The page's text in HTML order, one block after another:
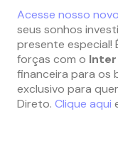
Acesse nosso
seus sonhos
presente especial!
forças com o Inter
financeira para os
exclusivo para
Direto. Clique aqui